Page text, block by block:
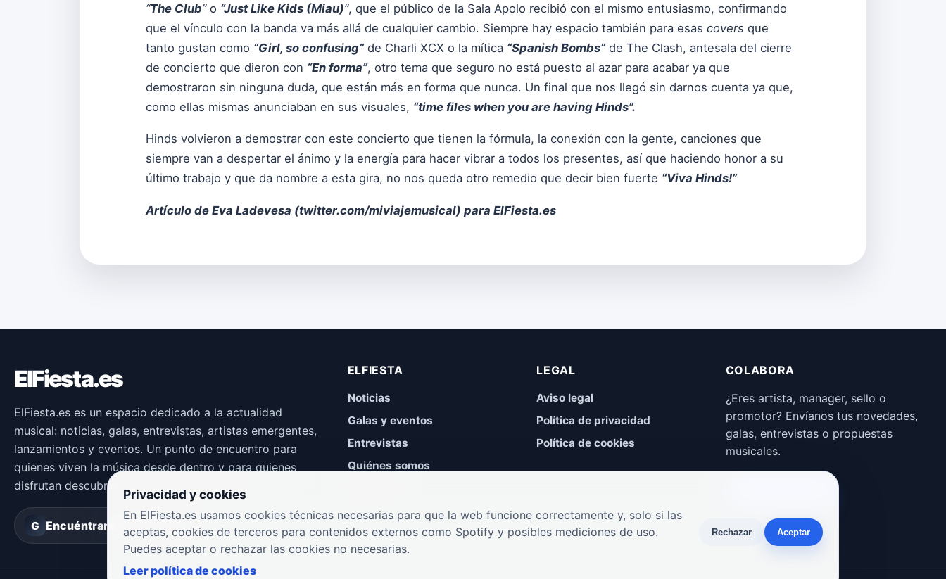
“The Club”o “Just Like Kids (Miau)”, que el público de la Sala Apolo recibió con el mismo entusiasmo, confirmando
que el vínculo con la banda va más allá de cualquier cambio. Siempre hay espacio también para esas covers que
tanto gustan como “Girl, so confusing”de Charli XCX o la mítica “Spanish Bombs”de The Clash, antesala del cierre
de concierto que dieron con “En forma”, otro tema que seguro no está puesto al azar para acabar ya que
demostraron sin ninguna duda, que están más en forma que nunca. Un final que nos llegó sin darnos cuenta ya que,
como ellas mismas anunciaban en sus visuales, “time files when you are having Hinds”.
Hinds volvieron a demostrar con este concierto que tienen la fórmula, la conexión con la gente, canciones que
siempre van a despertar el ánimo y la energía para hacer vibrar a todos los presentes, así que haciendo honor a su
último trabajo y que da nombre a esta gira, no nos queda otro remedio que decir bien fuerte “Viva Hinds!”
Artículo de Eva Ladevesa (twitter.com/miviajemusical) para ElFiesta.es
ElFiesta.es
ElFiesta.es es un espacio dedicado a la actualidad
musical: noticias, galas, entrevistas, artistas emergentes,
lanzamientos y eventos. Un punto de encuentro para
quienes viven la música desde dentro y para quienes
disfrutan descubriendo nuevas propuestas.
G Encuéntranos en Groover
ELFIESTA
Noticias
Galas y eventos
Entrevistas
Quiénes somos
LEGAL
Aviso legal
Política de privacidad
Política de cookies
COLABORA
¿Eres artista, manager, sello o
promotor? Envíanos tus novedades,
galas, entrevistas o propuestas
musicales.
Privacidad y cookies
En ElFiesta.es usamos cookies técnicas necesarias para que la web funcione correctamente y, solo si las
aceptas, cookies de terceros para contenidos externos como Spotify y posibles mediciones de uso.
Puedes aceptar o rechazar las cookies no necesarias.
Leer política de cookies
Rechazar Aceptar